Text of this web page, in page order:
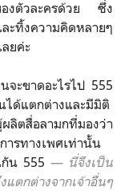
องตัวละครด้วย ซึ่ง
ะทิ้งความคิดหลายๆ
ยค่ะ
ขาดอะไรไป 555
ได้แตกต่างและมีมิติ
ตสื่อลามกที่มองว่า
ารทางเพศเท่านั้น
กัน 555 ― นี่จึงเป็น
ตกต่างจากเจ้าอื่นๆ